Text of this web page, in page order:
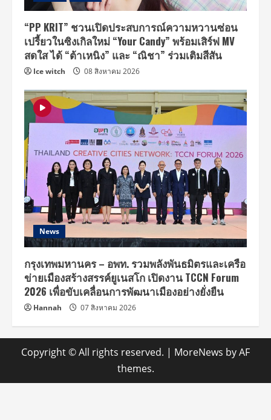
“PP KRIT” ชวนเปิดประสบการณ์ความหวานซ่อน
เปรี้ยวในซิงเกิลใหม่ “Your Candy” พร้อมเสิร์ฟ MV
สดใส ได้ “ต้าเหนิง” และ “ณิชา” ร่วมเติมสีสัน
Ice witch 08 สิงหาคม 2026
News
กรุงเทพมหานคร – อพท. รวมพลังพันธมิตรและเครือ
ข่ายเมืองสร้างสรรค์ยูเนสโก เปิดงาน TCCN Forum
2026 เพื่อขับเคลื่อนการพัฒนาเมืองอย่างยั่งยืน
Hannah 07 สิงหาคม 2026
Copyright © All rights reserved. | MoreNews by AF
themes.